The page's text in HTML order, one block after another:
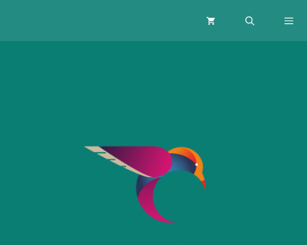
contenido